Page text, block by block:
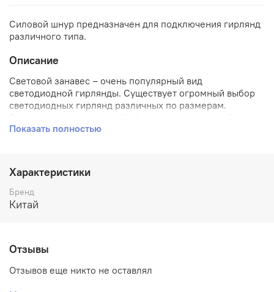
Силовой шнур предназначен для подключения гирлянд
различного типа.
Описание
Световой занавес – очень популярный вид
светодиодной гирлянды. Существует огромный выбор
светодиодных гирлянд различных по размерам.
направляющую от 1 до 3 метров шириной, от которой
Световые занавесы бывают разных видов: для
помещений или для улиц, влагозащищенные и
морозоустойчивые или облегченные без влагозащиты.
Отличаются типом свечения: постоянный, мерцающий, а
постепенное затухание, вспышки и т.д.)
Световыми занавесами оформляют интерьеры
Показать полностью
Характеристики
Бренд
Китай
Отзывы
Отзывов еще никто не оставлял